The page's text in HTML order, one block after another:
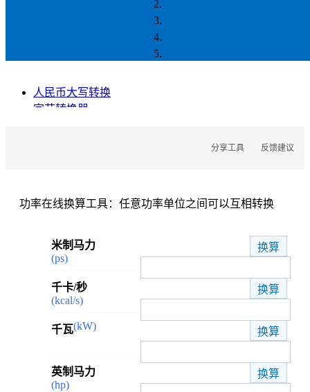
人民币大写转换
字节转换器
功率
温度
密度
时间
角度
分享工具 反馈建议
功率在线换算工具：任意功率单位之间可以互相转换
米制马力
(ps)
千卡/秒
(kcal/s)
千瓦(kW)
英制马力
(hp)